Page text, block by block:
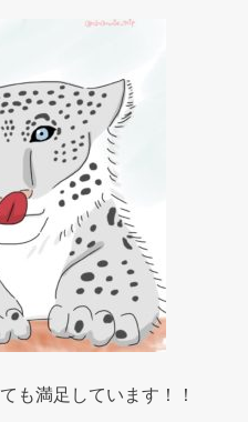
も満足しています！！